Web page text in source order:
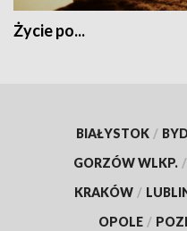
Życie po...
BIAŁYSTOK /
GORZÓW WLKP. /
KRAKÓW /
OPOLE /